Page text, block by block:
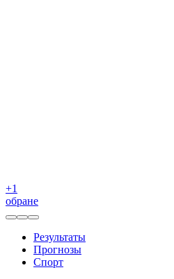
+1
обране
Результаты
Прогнозы
Спорт